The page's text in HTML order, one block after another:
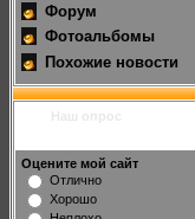
Форум
Фотоальбомы
Похожие новости
Наш опрос
Оцените мой сайт
Отлично
Хорошо